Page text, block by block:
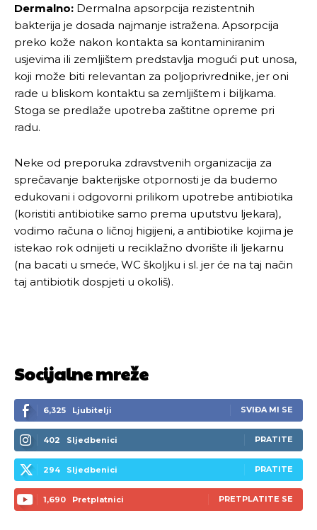
Dermalno: Dermalna apsorpcija rezistentnih
bakterija je dosada najmanje istražena. Apsorpcija
preko kože nakon kontakta sa kontaminiranim
usjevima ili zemljištem predstavlja mogući put unosa,
koji može biti relevantan za poljoprivrednike, jer oni
rade u bliskom kontaktu sa zemljištem i biljkama.
Stoga se predlaže upotreba zaštitne opreme pri
radu.
Neke od preporuka zdravstvenih organizacija za
sprečavanje bakterijske otpornosti je da budemo
edukovani i odgovorni prilikom upotrebe antibiotika
(koristiti antibiotike samo prema uputstvu ljekara),
vodimo računa o ličnoj higijeni, a antibiotike kojima je
istekao rok odnijeti u reciklažno dvorište ili ljekarnu
(na bacati u smeće, WC školjku i sl. jer će na taj način
taj antibiotik dospjeti u okoliš).
Socijalne mreže
6,325 Ljubitelji SVIĐA MI SE
402 Sljedbenici PRATITE
294 Sljedbenici PRATITE
1,690 Pretplatnici PRETPLATITE SE